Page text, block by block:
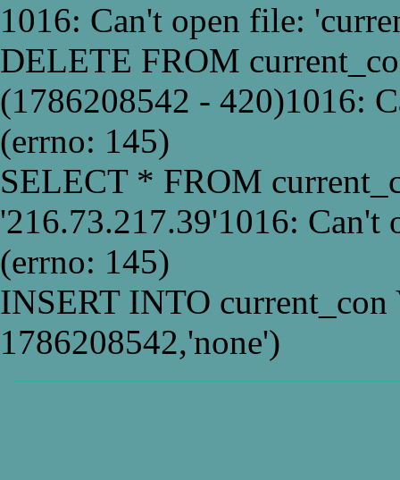
1016: Can't open file:
DELETE FROM
(1786208542 - 420)1016:
(errno: 145)
SELECT * FROM
'216.73.217.39'1016:
(errno: 145)
INSERT INTO
1786208542,'none')